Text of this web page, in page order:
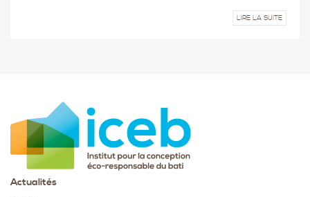
LIRE LA SUITE
Actualités